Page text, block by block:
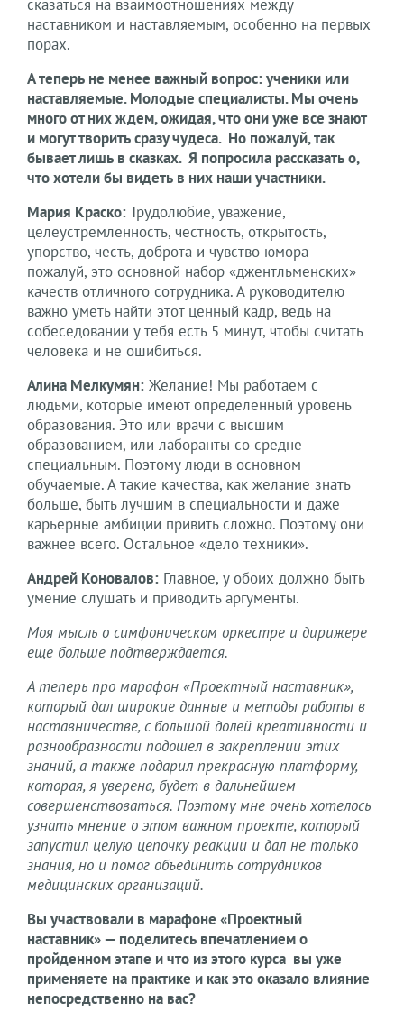
сказаться на взаимоотношениях между
наставником и наставляемым, особенно на первых
порах.
А теперь не менее важный вопрос: ученики или
наставляемые. Молодые специалисты. Мы очень
много от них ждем, ожидая, что они уже все знают
и могут творить сразу чудеса. Но пожалуй, так
бывает лишь в сказках. Я попросила рассказать о,
что хотели бы видеть в них наши участники.
Мария Краско:Трудолюбие, уважение,
целеустремленность, честность, открытость,
упорство, честь, доброта и чувство юмора —
пожалуй, это основной набор «джентльменских»
качеств отличного сотрудника. А руководителю
важно уметь найти этот ценный кадр, ведь на
собеседовании у тебя есть 5 минут, чтобы считать
человека и не ошибиться.
Алина Мелкумян: Желание! Мы работаем с
людьми, которые имеют определенный уровень
образования. Это или врачи с высшим
образованием, или лаборанты со средне-
специальным. Поэтому люди в основном
обучаемые. А такие качества, как желание знать
больше, быть лучшим в специальности и даже
карьерные амбиции привить сложно. Поэтому они
важнее всего. Остальное «дело техники».
Андрей Коновалов: Главное, у обоих должно быть
умение слушать и приводить аргументы.
Моя мысль о симфоническом оркестре и дирижере
еще больше подтверждается.
А теперь про марафон «Проектный наставник»,
который дал широкие данные и методы работы в
наставничестве, c большой долей креативности и
разнообразности подошел в закреплении этих
знаний, а также подарил прекрасную платформу,
которая, я уверена, будет в дальнейшем
совершенствоваться. Поэтому мне очень хотелось
узнать мнение о этом важном проекте, который
запустил целую цепочку реакции и дал не только
знания, но и помог объединить сотрудников
медицинских организаций.
Вы участвовали в марафоне «Проектный
наставник» — поделитесь впечатлением о
пройденном этапе и что из этого курса вы уже
применяете на практике и как это оказало влияние
непосредственно на вас?